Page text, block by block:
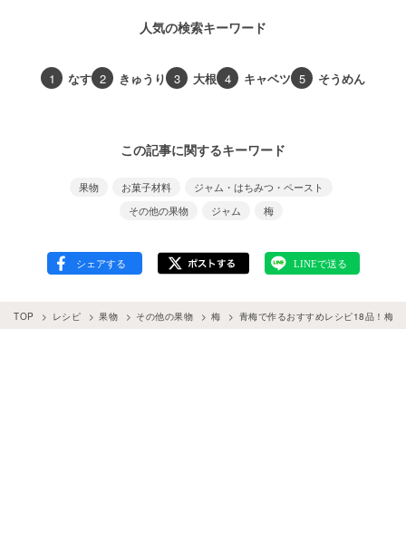
人気の検索キーワード
1 なす 2 きゅうり 3 大根 4 キャベツ 5 そうめん
この記事に関するキーワード
果物 お菓子材料
ジャム・はちみつ・ペースト
その他の果物
ジャム 梅
TOP レシピ 果物 その他の果物 梅 青梅で作るおすすめレシピ18品！梅酒